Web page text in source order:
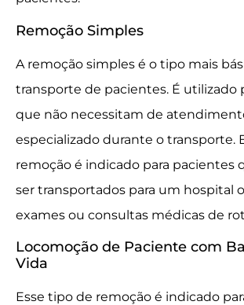
Remoção Simples
A remoção simples é o tipo mais
transporte de pacientes. É utilizado
que não necessitam de
especializado durante o transporte.
remoção é indicado para pacientes
ser transportados para um hospital
exames ou consultas médicas de
Locomoção de Paciente com
Vida
Esse tipo de remoção é indicado